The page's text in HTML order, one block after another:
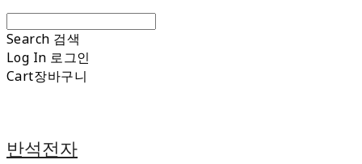
Search 검색
Log In 로그인
Cart장바구니
반석전자